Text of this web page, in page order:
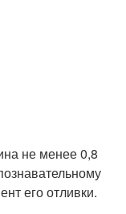
не менее 0,8
его отливки.